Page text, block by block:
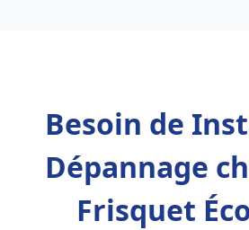
Besoin de
Dépannage
Frisquet